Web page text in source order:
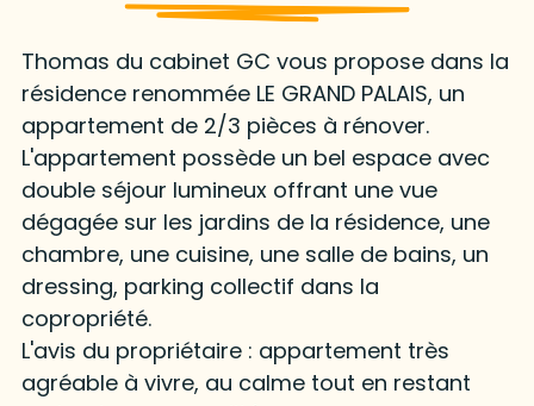
Thomas du cabinet GC vous propose dans la
résidence renommée LE GRAND PALAIS, un
appartement de 2/3 pièces à rénover.
L'appartement possède un bel espace avec
double séjour lumineux offrant une vue
dégagée sur les jardins de la résidence, une
chambre, une cuisine, une salle de bains, un
dressing, parking collectif dans la
copropriété.
L'avis du propriétaire : appartement très
agréable à vivre, au calme tout en restant